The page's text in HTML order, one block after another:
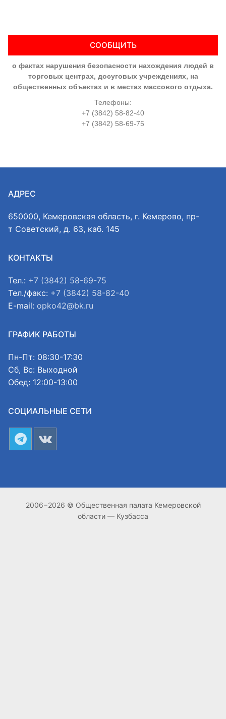
СООБЩИТЬ
о фактах нарушения безопасности нахождения людей в
торговых центрах, досуговых учреждениях, на
общественных объектах и в местах массового отдыха.
Телефоны:
+7 (3842) 58-82-40
+7 (3842) 58-69-75
АДРЕС
650000, Кемеровская область, г. Кемерово, пр-
т Советский, д. 63, каб. 145
КОНТАКТЫ
Тел.: +7 (3842) 58-69-75
Тел./факс: +7 (3842) 58-82-40
E-mail: opko42@bk.ru
ГРАФИК РАБОТЫ
Пн-Пт: 08:30-17:30
Сб, Вс: Выходной
Обед: 12:00-13:00
СОЦИАЛЬНЫЕ СЕТИ
2006−2026 © Общественная палата Кемеровской
области — Кузбасса